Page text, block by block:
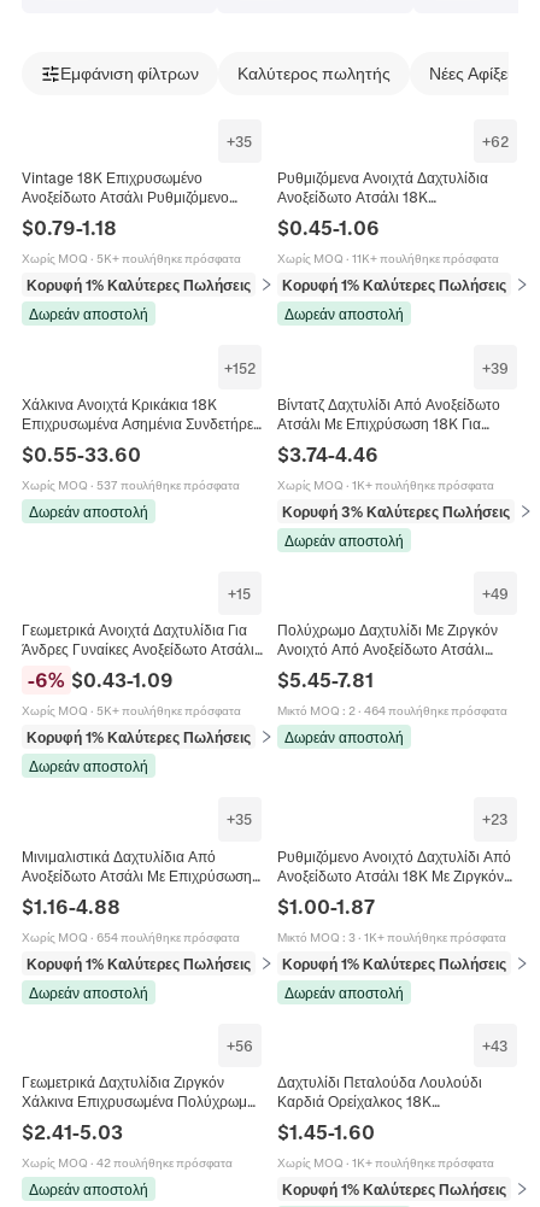
Εμφάνιση φίλτρων Καλύτερος πωλητής Νέες Αφίξεις
+35
Vintage 18K Επιχρυσωμένο
Ανοξείδωτο Ατσάλι Ρυθμιζόμενο
Δαχτυλίδι Γεωμετρικό Ανοιχτό
Κόσμημα Μόδας Για Γυναίκες
$0.79-1.18
Χωρίς MOQ · 5K+ πουλήθηκε πρόσφατα
Κορυφή 1% Καλύτερες Πωλήσεις
σε Δαχτυλίδια
Δωρεάν αποστολή
+62
Ρυθμιζόμενα Ανοιχτά Δαχτυλίδια
Ανοξείδωτο Ατσάλι 18K
Επιχρυσωμένο Μινιμαλιστικό
Γεωμετρικό Καρδιά Κοσμήματα Για
Γυναίκες
$0.45-1.06
Χωρίς MOQ · 11K+ πουλήθηκε πρόσφατα
Κορυφή 1% Καλύτερες Πωλήσεις
σε
Δωρεάν αποστολή
+152
Χάλκινα Ανοιχτά Κρικάκια 18K
Επιχρυσωμένα Ασημένια Συνδετήρες
DIY Κατασκευή Κοσμημάτων
Αξεσουάρ Σκουλαρίκια Κολιέ
$0.55-33.60
Χωρίς MOQ · 537 πουλήθηκε πρόσφατα
Δωρεάν αποστολή
+39
Βίντατζ Δαχτυλίδι Από Ανοξείδωτο
Ατσάλι Με Επιχρύσωση 18K Για
Γυναίκες Καρδιά Λουλούδι Σμάλτο
Φυσική Πέτρα Ζιρκόνια
$3.74-4.46
Χωρίς MOQ · 1K+ πουλήθηκε πρόσφατα
Κορυφή 3% Καλύτερες Πωλήσεις
σε
Δωρεάν αποστολή
+15
Γεωμετρικά Ανοιχτά Δαχτυλίδια Για
Άνδρες Γυναίκες Ανοξείδωτο Ατσάλι
18K Επιχρυσωμένο Ρυθμιζόμενο
Vintage Κόσμημα
-6% $0.43-1.09
Χωρίς MOQ · 5K+ πουλήθηκε πρόσφατα
Κορυφή 1% Καλύτερες Πωλήσεις
σε Δαχτυλίδια
Δωρεάν αποστολή
+49
Πολύχρωμο Δαχτυλίδι Με Ζιργκόν
Ανοιχτό Από Ανοξείδωτο Ατσάλι
Επιχρυσωμένο Με Τρεις Πέτρες
Σταγόνα Νερού Τετράγωνο Κόσμημα
$5.45-7.81
Μικτό MOQ : 2· 464 πουλήθηκε πρόσφατα
Δωρεάν αποστολή
+35
Μινιμαλιστικά Δαχτυλίδια Από
Ανοξείδωτο Ατσάλι Με Επιχρύσωση
Γεωμετρικά Σχέδια Με Καρδιά Και
Κύμα
$1.16-4.88
Χωρίς MOQ · 654 πουλήθηκε πρόσφατα
Κορυφή 1% Καλύτερες Πωλήσεις
σε Δαχτυλίδια
Δωρεάν αποστολή
+23
Ρυθμιζόμενο Ανοιχτό Δαχτυλίδι Από
Ανοξείδωτο Ατσάλι 18K Με Ζιργκόν
Κόσμημα Για Γυναίκες
$1.00-1.87
Μικτό MOQ : 3· 1K+ πουλήθηκε πρόσφατα
Κορυφή 1% Καλύτερες Πωλήσεις
σε
Δωρεάν αποστολή
+56
Γεωμετρικά Δαχτυλίδια Ζιργκόν
Χάλκινα Επιχρυσωμένα Πολύχρωμα
Κυβικά Ζιργκόν Φίδι Ουράνιο Τόξο
Vintage Μόδα Κοσμήματα Για
Γυναίκες
$2.41-5.03
Χωρίς MOQ · 42 πουλήθηκε πρόσφατα
Δωρεάν αποστολή
+43
Δαχτυλίδι Πεταλούδα Λουλούδι
Καρδιά Ορείχαλκος 18K
Επιχρυσωμένο Ζιργκόν Ρυθμιζόμενο
Ανοιχτό Δαχτυλίδι Γυναίκα
$1.45-1.60
Χωρίς MOQ · 1K+ πουλήθηκε πρόσφατα
Κορυφή 1% Καλύτερες Πωλήσεις
σε